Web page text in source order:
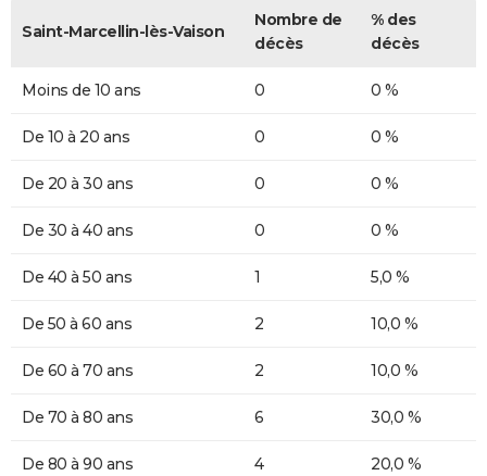
Saint-Marcellin-lès-Vaison
Nombre de
décès
% des
décès
Moins de 10 ans 0 0 %
De 10 à 20 ans 0 0 %
De 20 à 30 ans 0 0 %
De 30 à 40 ans 0 0 %
De 40 à 50 ans 1 5,0 %
De 50 à 60 ans 2 10,0 %
De 60 à 70 ans 2 10,0 %
De 70 à 80 ans 6 30,0 %
De 80 à 90 ans 4 20,0 %